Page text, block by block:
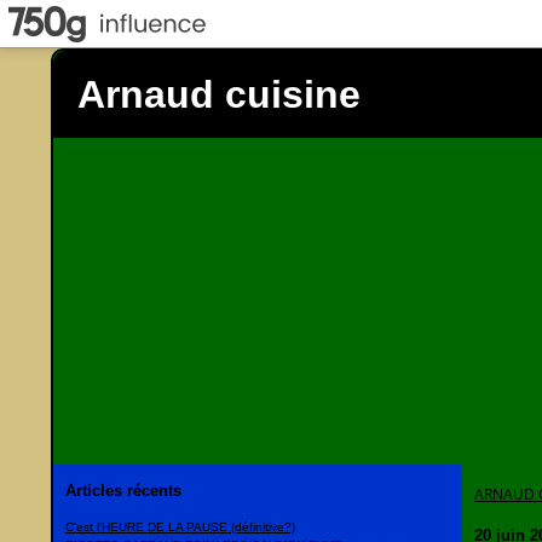
Arnaud cuisine
Articles récents
C'est l'HEURE DE LA PAUSE (définitive?)
ARNAUD
20 juin